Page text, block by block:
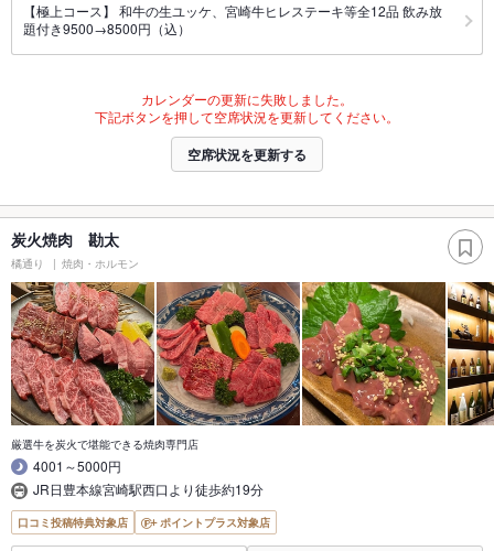
【極上コース】 和牛の生ユッケ、宮崎牛ヒレステーキ等全12品 飲み放
題付き9500→8500円（込）
カレンダーの更新に失敗しました。
下記ボタンを押して空席状況を更新してください。
空席状況を更新する
炭火焼肉 勘太
橘通り 焼肉・ホルモン
厳選牛を炭火で堪能できる焼肉専門店
4001～5000円
JR日豊本線宮崎駅西口より徒歩約19分
口コミ投稿特典対象店 ポイントプラス対象店